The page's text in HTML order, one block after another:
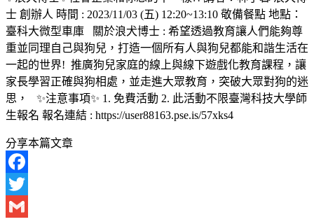
士 創辦人 時間 : 2023/11/03 (五) 12:20~13:10 敬備餐點 地點：
臺科大微型車庫 關於浪犬博士 : 希望透過教育讓人們能夠尊
重並同理自己與狗兒，打造一個所有人與狗兒都能和諧生活在
一起的世界! 推廣狗兒家庭的線上與線下遊戲化教育課程，讓
家長學習正確與狗相處，並走進大眾教育，突破大眾對狗的迷
思， ✨️注意事項✨️ 1. 免費活動 2. 此活動不限臺灣科技大學師
生報名 報名連結 : https://user88163.pse.is/57xks4
分享本篇文章
Facebook
Twitter